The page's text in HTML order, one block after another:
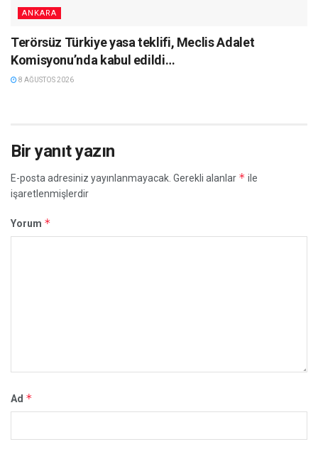
ANKARA
Terörsüz Türkiye yasa teklifi, Meclis Adalet
Komisyonu’nda kabul edildi…
8 AĞUSTOS 2026
Bir yanıt yazın
E-posta adresiniz yayınlanmayacak. Gerekli alanlar * ile
işaretlenmişlerdir
Yorum *
Ad *